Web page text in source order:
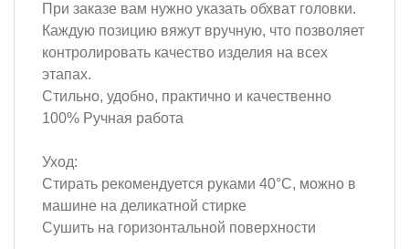
При заказе вам нужно указать обхват головки.
Каждую позицию вяжут вручную, что позволяет
контролировать качество изделия на всех
этапах.
Стильно, удобно, практично и качественно
100% Ручная работа
Уход:
Стирать рекомендуется руками 40°C, можно в
машине на деликатной стирке
Сушить на горизонтальной поверхности